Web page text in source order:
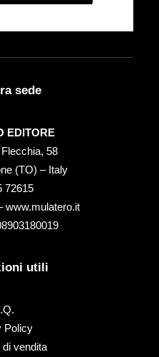
sede
EDITORE
58
(TO) – Italy
72615‬
www.mulatero.it
utili
Policy
vendita